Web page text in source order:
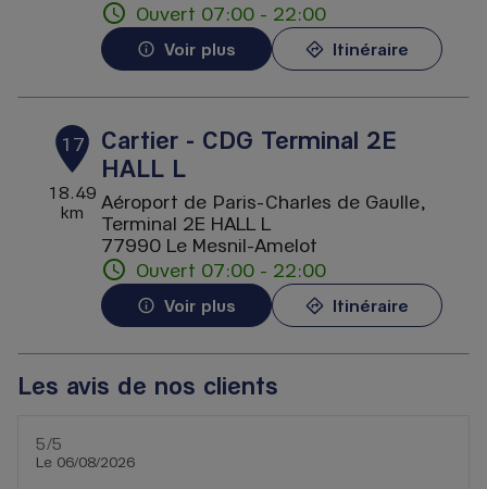
Ouvert 07:00 - 22:00
Voir plus Itinéraire
17
18.49
km
Cartier - CDG Terminal 2E
HALL L
Aéroport de Paris-Charles de Gaulle,
Terminal 2E HALL L
77990 Le Mesnil-Amelot
Ouvert 07:00 - 22:00
Voir plus Itinéraire
Les avis de nos clients
5/5
Le 06/08/2026